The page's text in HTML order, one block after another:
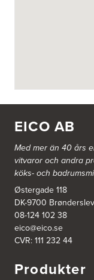
431 53 Mölndal
Tel.:31864380
Ballingslöv
Hantverkarvägen
187 66 Täby
Tel.:0046-
http://
Ballingslöv Borås
Tel.:0046-
EICO AB
Med mer än 40 års
vitvaror och andra
köks- och
Østergade 118
DK-9700 Brønderslev
08-124 102 38
eico@eico.se
CVR: 111 232 44
Produkter